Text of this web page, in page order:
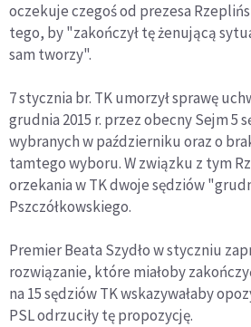
oczekuje czegoś od prezesa
tego, by "zakończył tę żenującą
sam tworzy".
7 stycznia br. TK umorzył sprawę
grudnia 2015 r. przez obecny Sejm 5
wybranych w październiku oraz o
tamtego wyboru. W związku z tym
orzekania w TK dwoje sędziów
Pszczółkowskiego.
Premier Beata Szydło w styczniu
rozwiązanie, które miałoby
na 15 sędziów TK wskazywałaby
PSL odrzuciły tę propozycję.